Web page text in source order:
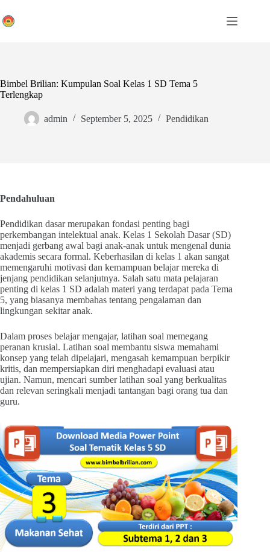
to
content
Bimbel Brilian: Kumpulan Soal Kelas 1 SD Tema 5
Terlengkap
admin September 5, 2025 Pendidikan
Pendahuluan
Pendidikan dasar merupakan fondasi penting bagi
perkembangan intelektual anak. Kelas 1 Sekolah Dasar (SD)
menjadi gerbang awal bagi anak-anak untuk mengenal dunia
akademis secara formal. Keberhasilan di kelas 1 akan sangat
memengaruhi motivasi dan kemampuan belajar mereka di
jenjang pendidikan selanjutnya. Salah satu mata pelajaran
penting di kelas 1 SD adalah materi yang terdapat pada Tema
5, yang biasanya membahas tentang pengalaman dan
lingkungan sekitar anak.
Dalam proses belajar mengajar, latihan soal memegang
peranan krusial. Latihan soal membantu siswa memahami
konsep yang telah dipelajari, mengasah kemampuan berpikir
kritis, dan mempersiapkan diri menghadapi evaluasi atau
ujian. Namun, mencari sumber latihan soal yang berkualitas
dan relevan seringkali menjadi tantangan bagi orang tua dan
guru.